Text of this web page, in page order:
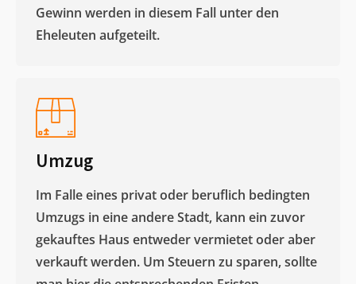
Gewinn werden in diesem Fall unter den
Eheleuten aufgeteilt.​
Umzug
Im Falle eines privat oder beruflich bedingten
Umzugs in eine andere Stadt, kann ein zuvor
gekauftes Haus entweder vermietet oder aber
verkauft werden. Um Steuern zu sparen, sollte